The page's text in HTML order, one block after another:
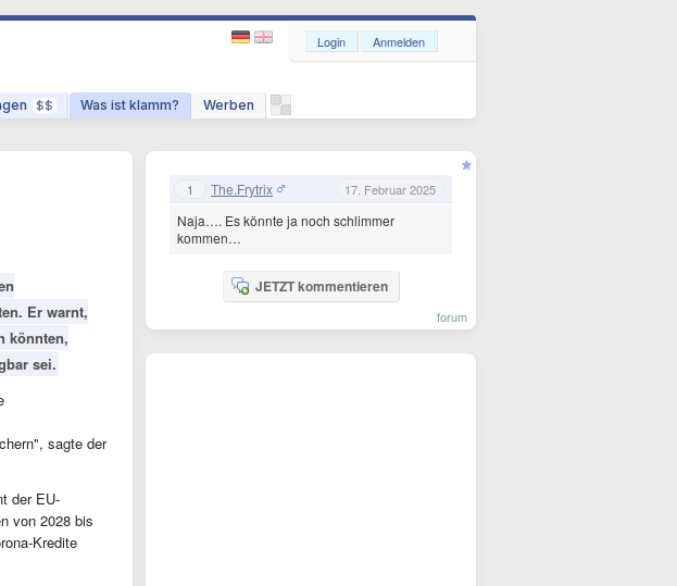
$$ Was ist klamm? Werben
Login Anmelden
Er warnt,
könnten,
sei.
sagte der
der EU-
von 2028 bis
Kredite
1 The.Frytrix 17. Februar 2025
Naja…. Es könnte ja noch schlimmer
kommen…
JETZT kommentieren
forum